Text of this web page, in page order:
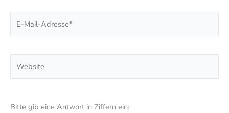
Mail-
Bitte gib eine Antwort in Ziffern ein: